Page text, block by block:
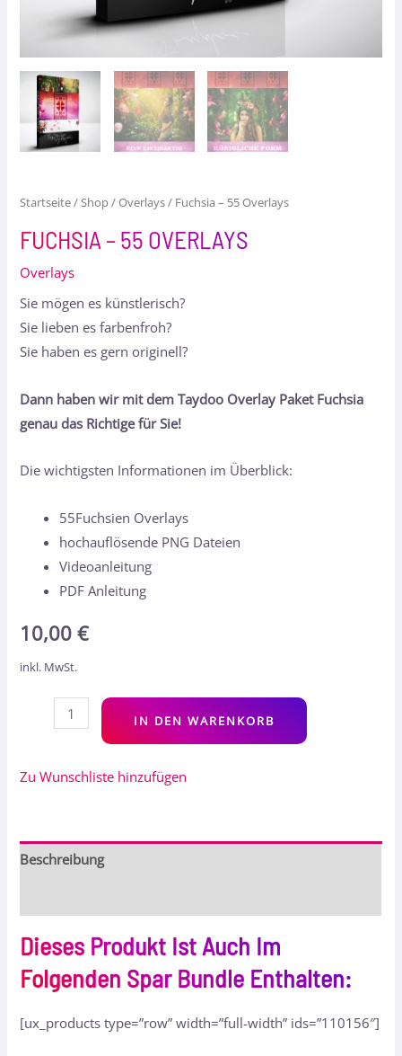
Startseite/ Shop/Overlays/ Fuchsia – 55 Overlays
FUCHSIA – 55 OVERLAYS
Overlays
Sie mögen es künstlerisch?
Sie lieben es farbenfroh?
Sie haben es gern originell?
Dann haben wir mit dem Taydoo Overlay Paket Fuchsia
genau das Richtige für Sie!
Die wichtigsten Informationen im Überblick:
55Fuchsien Overlays
hochauflösende PNG Dateien
Videoanleitung
PDF Anleitung
10,00€
inkl. MwSt.
IN DEN WARENKORB
Zu Wunschliste hinzufügen
Beschreibung
Dieses Produkt Ist Auch Im
Folgenden Spar Bundle Enthalten:
[ux_products type=”row” width=”full-width” ids=”110156″]